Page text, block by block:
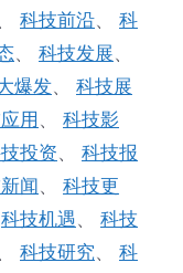
科技前沿、 科
、 科技发展、
爆发、 科技展
用 、 科技影
投资、 科技报
闻、 科技更
科技机遇、 科技
科技研究、 科